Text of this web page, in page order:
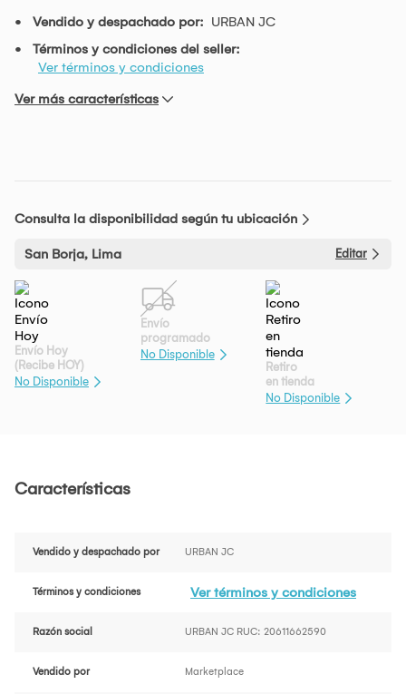
Vendido y despachado por: URBAN JC
Términos y condiciones del seller:
Ver términos y condiciones
Ver más características
Consulta la disponibilidad según tu ubicación
San Borja, Lima Editar
Envío Hoy
(Recibe HOY)
No Disponible
Envío
programado
No Disponible
Retiro
en tienda
No Disponible
Características
Vendido y despachado por URBAN JC
Términos y condiciones Ver términos y condiciones
Razón social URBAN JC RUC: 20611662590
Vendido por Marketplace